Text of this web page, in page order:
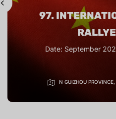
97.
Date: September
N GUIZHOU